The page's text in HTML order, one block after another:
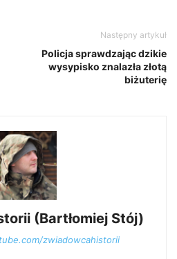
Następny artykuł
Policja sprawdzając dzikie
wysypisko znalazła złotą
biżuterię
(Bartłomiej Stój)
zwiadowcahistorii